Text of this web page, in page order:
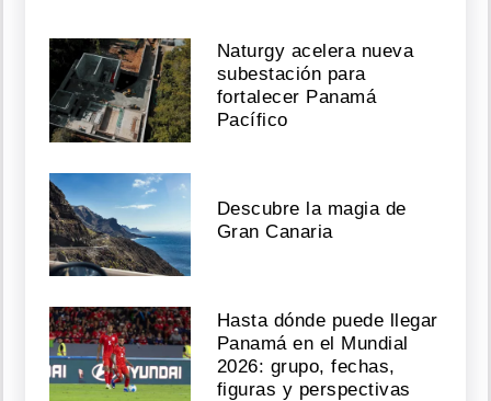
Naturgy acelera nueva
subestación para
fortalecer Panamá
Pacífico
Descubre la magia de
Gran Canaria
Hasta dónde puede llegar
Panamá en el Mundial
2026: grupo, fechas,
figuras y perspectivas